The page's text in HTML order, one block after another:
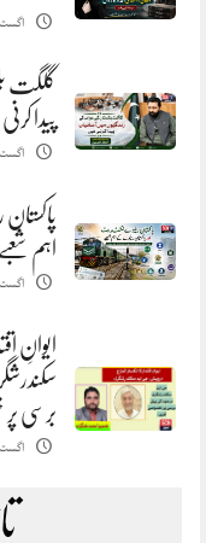
اگست 7, 2026
گلگت
پیدا
اگست 7, 2026
اہم شعبے
اگست 7, 2026
ایوانِ
برسی پر
اگست 6, 2026